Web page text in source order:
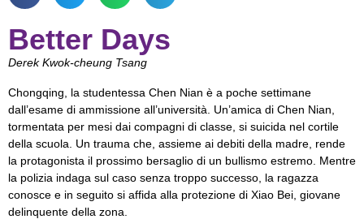
Better Days
Derek Kwok-cheung Tsang
Chongqing, la studentessa Chen Nian è a poche settimane
dall’esame di ammissione all’università. Un’amica di Chen Nian,
tormentata per mesi dai compagni di classe, si suicida nel cortile
della scuola. Un trauma che, assieme ai debiti della madre, rende
la protagonista il prossimo bersaglio di un bullismo estremo. Mentre
la polizia indaga sul caso senza troppo successo, la ragazza
conosce e in seguito si affida alla protezione di Xiao Bei, giovane
delinquente della zona.